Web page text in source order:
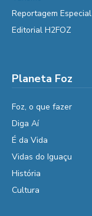
Reportagem Especial
Editorial H2FOZ
Planeta Foz
Foz, o que fazer
Diga Aí
É da Vida
Vidas do Iguaçu
História
Cultura